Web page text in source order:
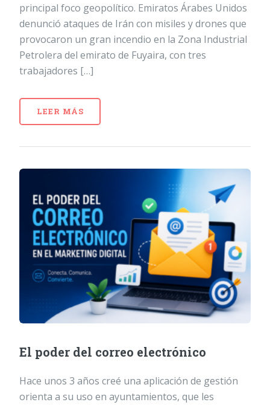
principal foco geopolítico. Emiratos Árabes Unidos
denunció ataques de Irán con misiles y drones que
provocaron un gran incendio en la Zona Industrial
Petrolera del emirato de Fuyaira, con tres
trabajadores […]
LEER MÁS
El poder del correo electrónico
Hace unos 3 años creé una aplicación de gestión
orienta a su uso en ayuntamientos, que les